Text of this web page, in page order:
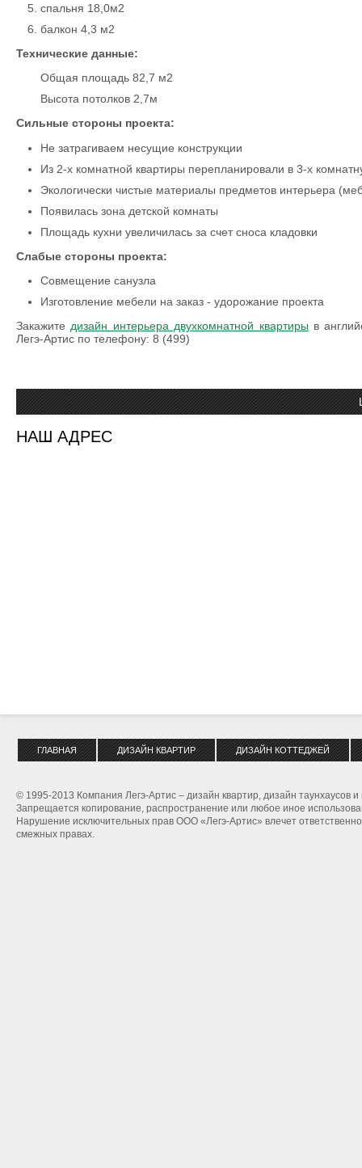
спальня 18,0м2
балкон 4,3 м2
Технические данные:
Общая площадь 82,7 м2
Высота потолков 2,7м
Сильные стороны проекта:
Не затрагиваем несущие конструкции
Из 2-х комнатной квартиры перепланировали в 3-х
Экологически чистые материалы предметов интерьера
Появилась зона детской комнаты
Площадь кухни увеличилась за счет сноса кладовки
Слабые стороны проекта:
Совмещение санузла
Изготовление мебели на заказ - удорожание проекта
Закажите дизайн интерьера двухкомнатной квартиры в
Легэ-Артис по телефону: 8 (499)
НАШ АДРЕС
ГЛАВНАЯ ДИЗАЙН КВАРТИР ДИЗАЙН КОТТЕДЖЕЙ
© 1995-2013 Компания Легэ-Артис – дизайн квартир, дизайн таунхаусов и
Запрещается копирование, распространение или любое иное
Нарушение исключительных прав ООО «Легэ-Артис» влечет
смежных правах.